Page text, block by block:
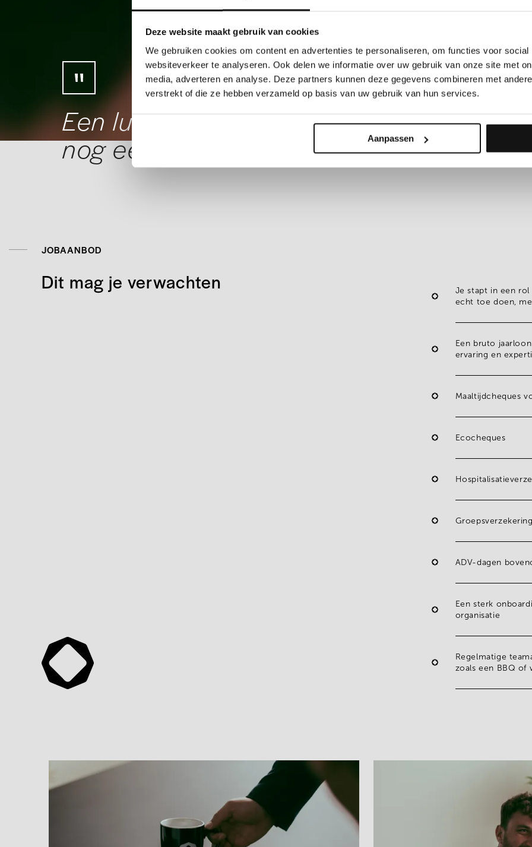
Deze website maakt gebruik van cookies
We gebruiken cookies om content en advertenties te personaliseren, om functies voor
websiteverkeer te analyseren. Ook delen we informatie over uw gebruik van onze site met
media, adverteren en analyse. Deze partners kunnen deze gegevens combineren met
verstrekt of die ze hebben verzameld op basis van uw gebruik van hun services.
Aanpassen
Een luisterend oor dat de wensen dan
nog eens dubbel en dik waarmaakt.
JOBAANBOD
Dit mag je verwachten
Je stapt in een
echt toe doen,
Een bruto
ervaring en
Maaltijdcheques
Ecocheques
ADV-dagen
Eensterk
organisatie
Regelmatige
zoals een BBQ of